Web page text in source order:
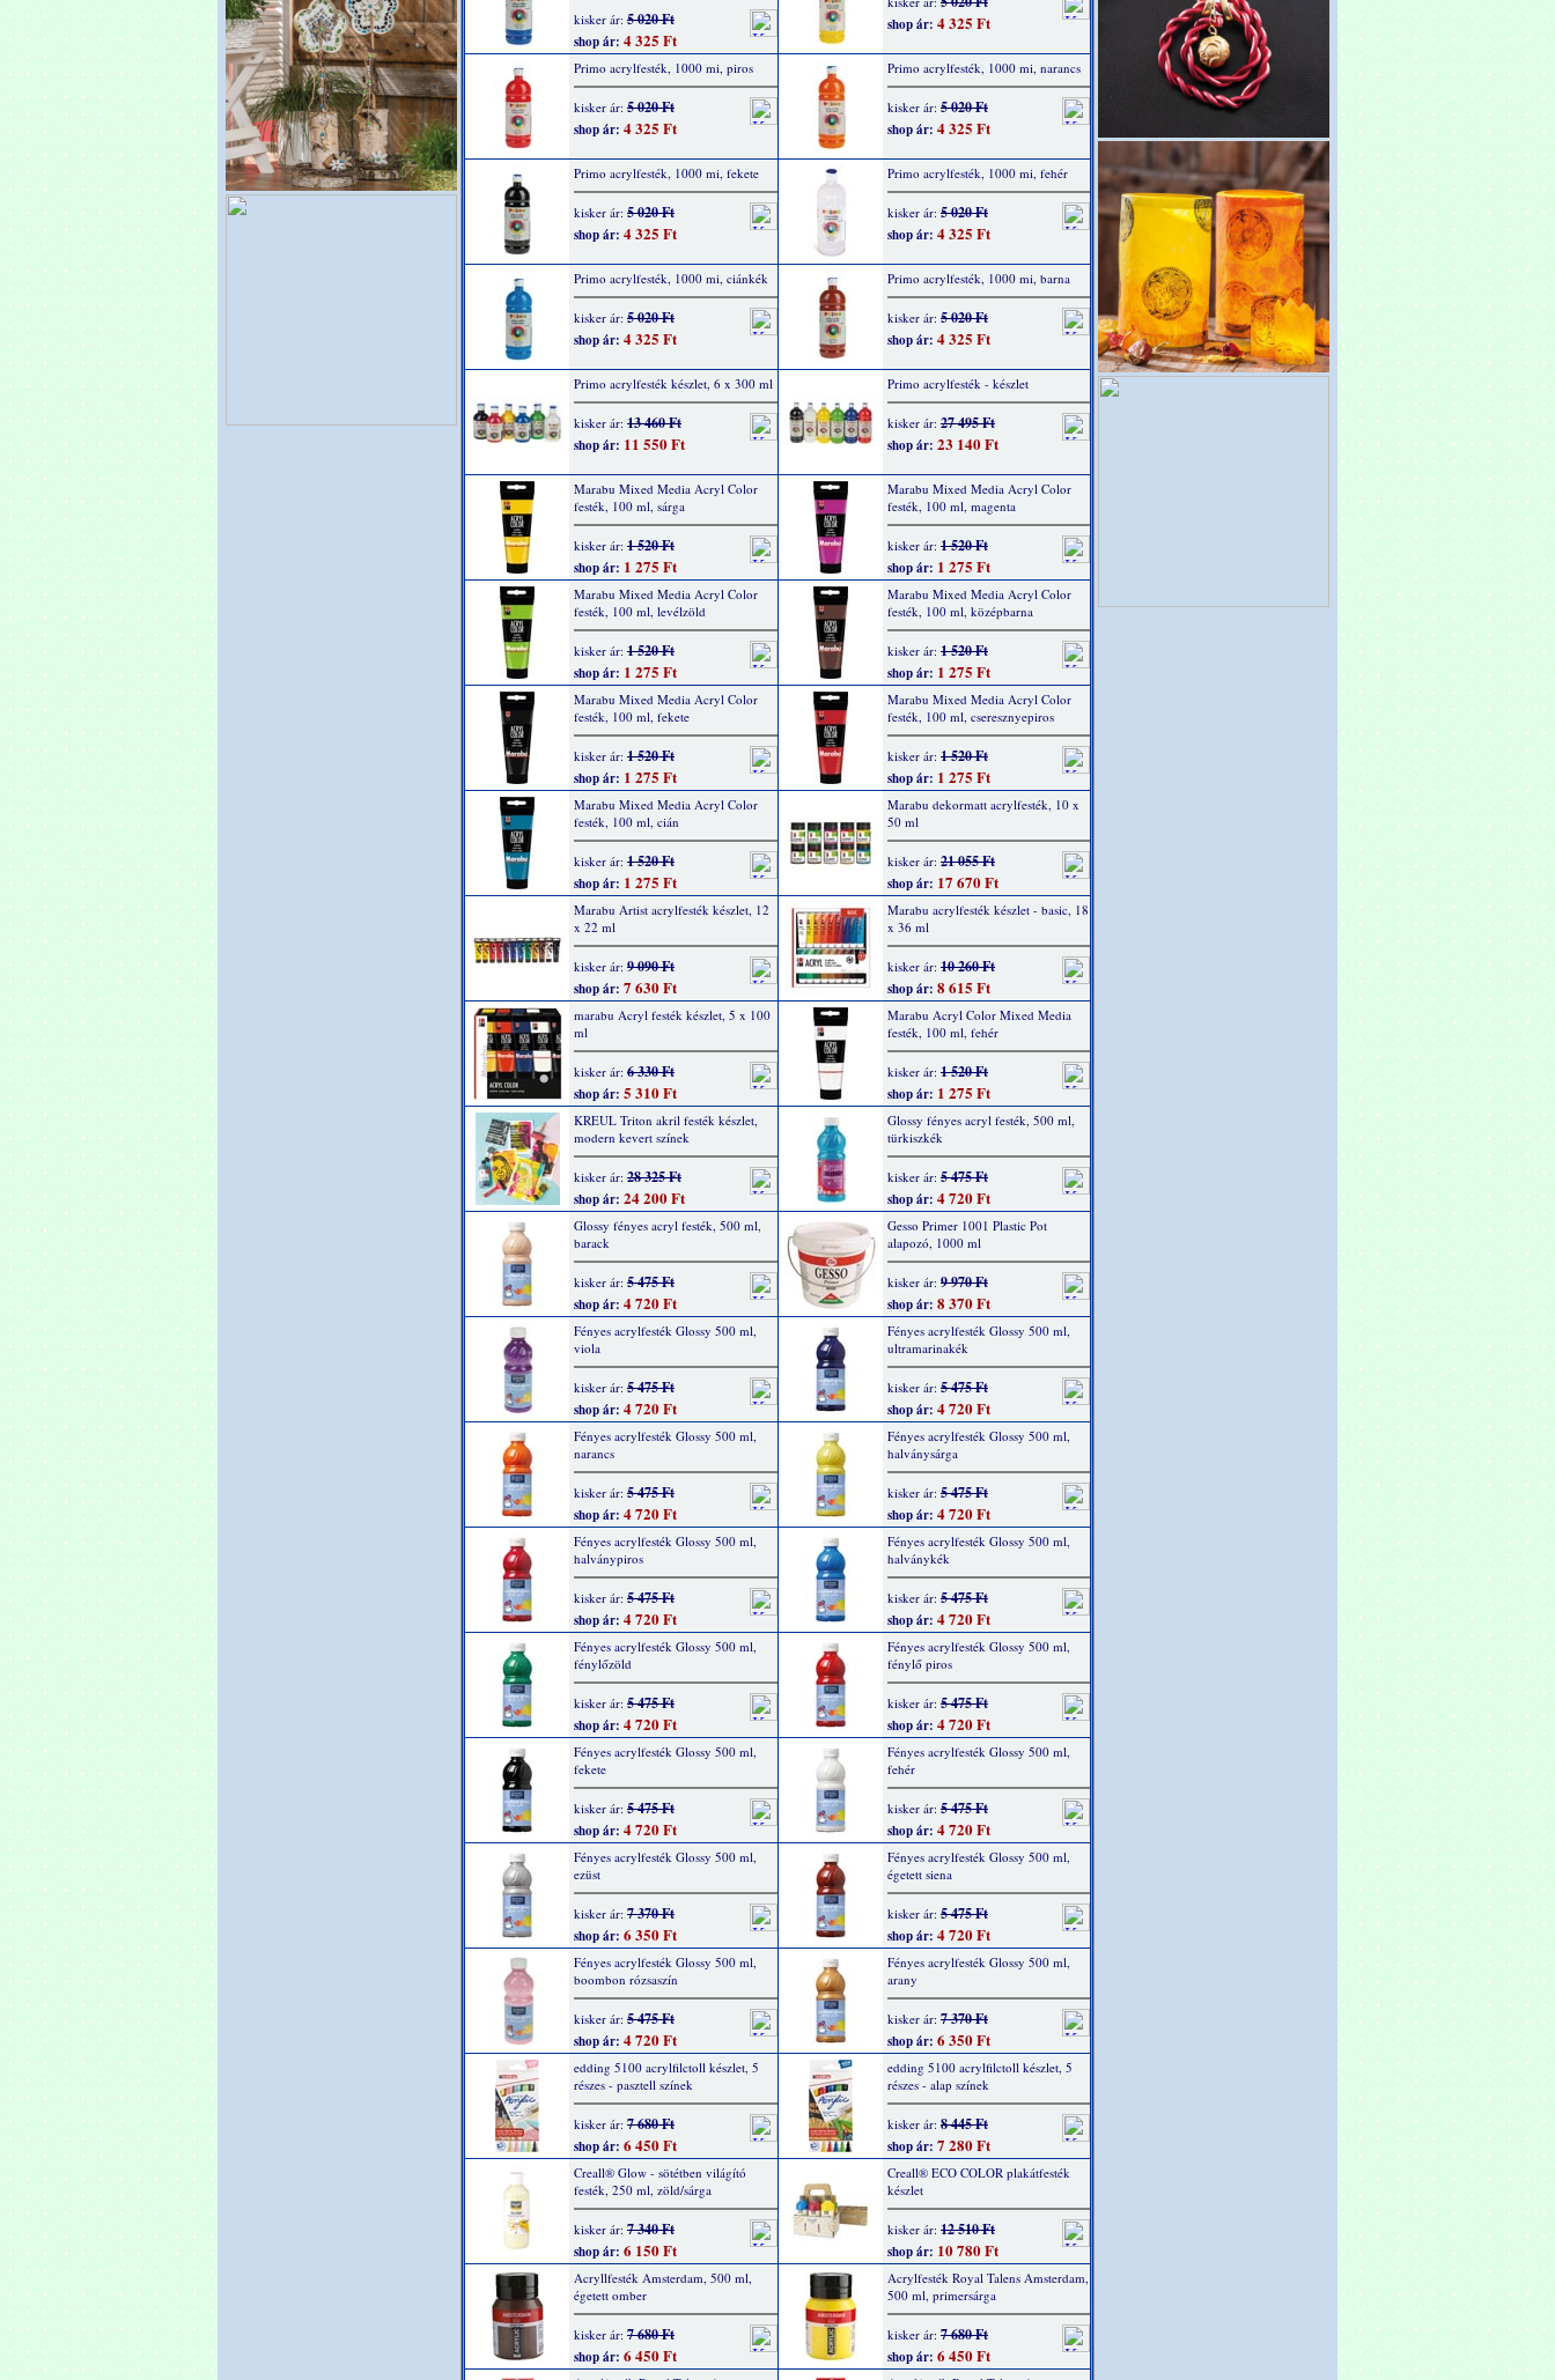
kisker ár: 5 020 Ft
shop ár: 4 325 Ft
shop ár: 4 325 Ft
Primo acrylfesték, 1000 mi, piros
kisker ár: 5 020 Ft
shop ár: 4 325 Ft
Primo acrylfesték, 1000 mi, narancs
kisker ár: 5 020 Ft
shop ár: 4 325 Ft
Primo acrylfesték, 1000 mi, fekete
kisker ár: 5 020 Ft
shop ár: 4 325 Ft
Primo acrylfesték, 1000 mi, fehér
kisker ár: 5 020 Ft
shop ár: 4 325 Ft
Primo acrylfesték, 1000 mi, ciánkék
kisker ár: 5 020 Ft
shop ár: 4 325 Ft
Primo acrylfesték, 1000 mi, barna
kisker ár: 5 020 Ft
shop ár: 4 325 Ft
Primo acrylfesték készlet, 6 x 300 ml
kisker ár: 13 460 Ft
shop ár: 11 550 Ft
Primo acrylfesték - készlet
kisker ár: 27 495 Ft
shop ár: 23 140 Ft
Marabu Mixed Media Acryl Color
festék, 100 ml, sárga
kisker ár: 1 520 Ft
shop ár: 1 275 Ft
Marabu Mixed Media Acryl Color
festék, 100 ml, magenta
kisker ár: 1 520 Ft
shop ár: 1 275 Ft
Marabu Mixed Media Acryl Color
festék, 100 ml, levélzöld
kisker ár: 1 520 Ft
shop ár: 1 275 Ft
Marabu Mixed Media Acryl Color
festék, 100 ml, középbarna
kisker ár: 1 520 Ft
shop ár: 1 275 Ft
Marabu Mixed Media Acryl Color
festék, 100 ml, fekete
kisker ár: 1 520 Ft
shop ár: 1 275 Ft
Marabu Mixed Media Acryl Color
festék, 100 ml, cseresznyepiros
kisker ár: 1 520 Ft
shop ár: 1 275 Ft
Marabu Mixed Media Acryl Color
festék, 100 ml, cián
kisker ár: 1 520 Ft
shop ár: 1 275 Ft
Marabu dekormatt acrylfesték, 10 x
50 ml
kisker ár: 21 055 Ft
shop ár: 17 670 Ft
Marabu Artist acrylfesték készlet, 12
x 22 ml
kisker ár: 9 090 Ft
shop ár: 7 630 Ft
Marabu acrylfesték készlet - basic, 18
x 36 ml
kisker ár: 10 260 Ft
shop ár: 8 615 Ft
marabu Acryl festék készlet, 5 x 100
ml
kisker ár: 6 330 Ft
shop ár: 5 310 Ft
Marabu Acryl Color Mixed Media
festék, 100 ml, fehér
kisker ár: 1 520 Ft
shop ár: 1 275 Ft
KREUL Triton akril festék készlet,
modern kevert színek
kisker ár: 28 325 Ft
shop ár: 24 200 Ft
Glossy fényes acryl festék, 500 ml,
türkiszkék
kisker ár: 5 475 Ft
shop ár: 4 720 Ft
Glossy fényes acryl festék, 500 ml,
barack
kisker ár: 5 475 Ft
shop ár: 4 720 Ft
Gesso Primer 1001 Plastic Pot
alapozó, 1000 ml
kisker ár: 9 970 Ft
shop ár: 8 370 Ft
Fényes acrylfesték Glossy 500 ml,
viola
kisker ár: 5 475 Ft
shop ár: 4 720 Ft
Fényes acrylfesték Glossy 500 ml,
ultramarinakék
kisker ár: 5 475 Ft
shop ár: 4 720 Ft
Fényes acrylfesték Glossy 500 ml,
narancs
kisker ár: 5 475 Ft
shop ár: 4 720 Ft
Fényes acrylfesték Glossy 500 ml,
halványsárga
kisker ár: 5 475 Ft
shop ár: 4 720 Ft
Fényes acrylfesték Glossy 500 ml,
halványpiros
kisker ár: 5 475 Ft
shop ár: 4 720 Ft
Fényes acrylfesték Glossy 500 ml,
halványkék
kisker ár: 5 475 Ft
shop ár: 4 720 Ft
Fényes acrylfesték Glossy 500 ml,
fénylőzöld
kisker ár: 5 475 Ft
shop ár: 4 720 Ft
Fényes acrylfesték Glossy 500 ml,
fénylő piros
kisker ár: 5 475 Ft
shop ár: 4 720 Ft
Fényes acrylfesték Glossy 500 ml,
fekete
kisker ár: 5 475 Ft
shop ár: 4 720 Ft
Fényes acrylfesték Glossy 500 ml,
fehér
kisker ár: 5 475 Ft
shop ár: 4 720 Ft
Fényes acrylfesték Glossy 500 ml,
ezüst
kisker ár: 7 370 Ft
shop ár: 6 350 Ft
Fényes acrylfesték Glossy 500 ml,
égetett siena
kisker ár: 5 475 Ft
shop ár: 4 720 Ft
Fényes acrylfesték Glossy 500 ml,
boombon rózsaszín
kisker ár: 5 475 Ft
shop ár: 4 720 Ft
Fényes acrylfesték Glossy 500 ml,
arany
kisker ár: 7 370 Ft
shop ár: 6 350 Ft
edding 5100 acrylfilctoll készlet, 5
részes - pasztell színek
kisker ár: 7 680 Ft
shop ár: 6 450 Ft
edding 5100 acrylfilctoll készlet, 5
részes - alap színek
kisker ár: 8 445 Ft
shop ár: 7 280 Ft
Creall® Glow - sötétben világító
festék, 250 ml, zöld/sárga
kisker ár: 7 340 Ft
shop ár: 6 150 Ft
Creall® ECO COLOR plakátfesték
készlet
kisker ár: 12 510 Ft
shop ár: 10 780 Ft
Acryllfesték Amsterdam, 500 ml,
égetett omber
kisker ár: 7 680 Ft
shop ár: 6 450 Ft
Acrylfesték Royal Talens Amsterdam,
500 ml, primersárga
kisker ár: 7 680 Ft
shop ár: 6 450 Ft